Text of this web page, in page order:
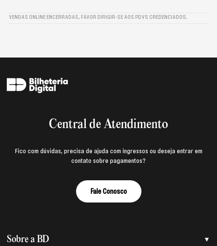
VENDAS ONLINE ENCERRADAS, FAVOR DIRIGIR-SE AOS PDVS CREDENCIADOS.
Central de Atendimento
Fico com dúvidas, precisa de ajuda com ingressos ou deseja entrar em
contato sobre pagamentos?
Fale Conosco
Sobre a BD